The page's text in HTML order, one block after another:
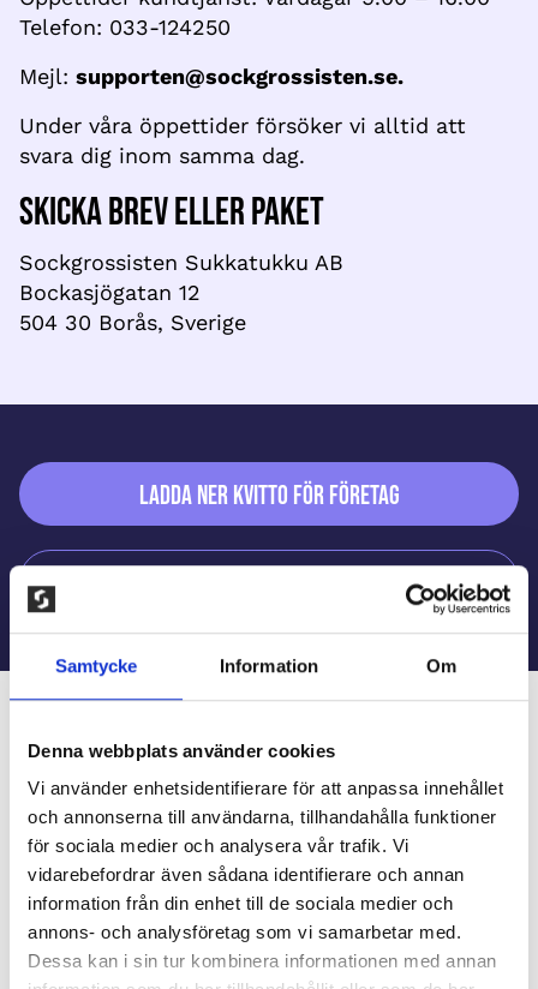
Samtycke Information Om
Denna webbplats använder cookies
Vi använder enhetsidentifierare för att anpassa innehållet
och annonserna till användarna, tillhandahålla funktioner
för sociala medier och analysera vår trafik. Vi
vidarebefordrar även sådana identifierare och annan
information från din enhet till de sociala medier och
annons- och analysföretag som vi samarbetar med.
Dessa kan i sin tur kombinera informationen med annan
Telefon: 033-124250
Mejl: supporten@sockgrossisten.se.
Under våra öppettider försöker vi alltid att
svara dig inom samma dag.
Skicka brev eller paket
Sockgrossisten Sukkatukku AB
Bockasjögatan 12
504 30 Borås, Sverige
Ladda ner kvitto för företag
Vanliga frågor
Måste vi sälja för en viss
summa?
Hur länge kan vi sälja?